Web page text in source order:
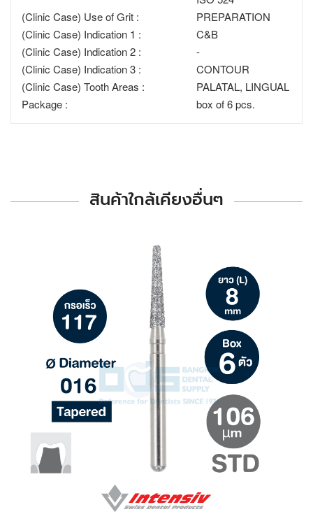
(Clinic Case) Use of Grit :
PREPARATION
(Clinic Case) Indication 1 :
C&B
(Clinic Case) Indication 2 :
-
(Clinic Case) Indication 3 :
CONTOUR
(Clinic Case) Tooth Areas :
PALATAL, LINGUAL
Package :
box of 6 pcs.
สินค้าใกล้เคียงอื่นๆ